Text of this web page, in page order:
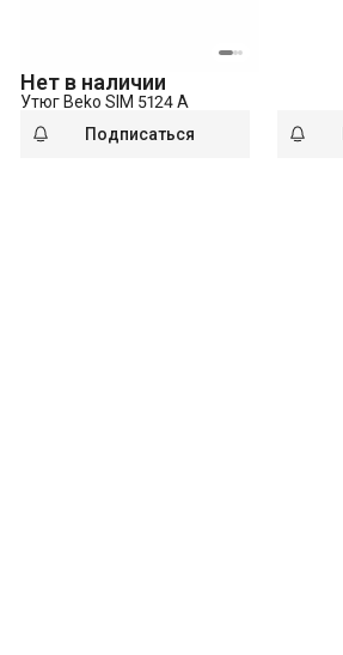
Нет в наличии
Утюг Beko SIM 5124 A
Подписаться